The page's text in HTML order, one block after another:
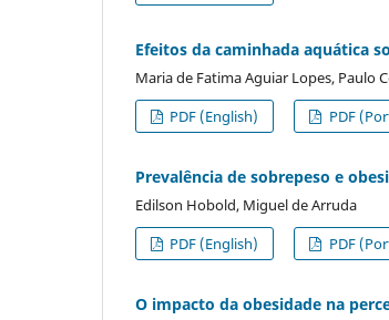
Efeitos da caminhada aquática
Maria de Fatima Aguiar Lopes, Paulo
PDF (English)
PDF
Prevalência de sobrepeso e
Edilson Hobold, Miguel de Arruda
PDF (English)
PDF
O impacto da obesidade na